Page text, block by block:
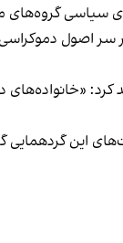
سیاسی
اصول
کرد:
این